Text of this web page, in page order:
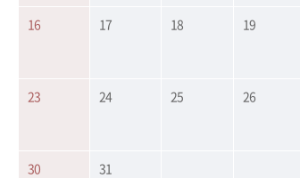
16 17 18 19
23 24 25 26
30 31